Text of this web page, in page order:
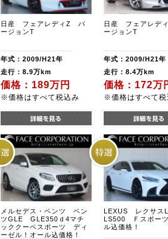
日産 フェアレディZ バ
ージョンT
年式：2009/H21年
走行：8.9万km
価格：189万円
※価格はすべて税込み
日産 フェアレデ
ージョンT
年式：2009/H21年
走行：8.4万km
価格：172万
※価格はすべて税
メルセデス・ベンツ ベン
ツGLE GLE350ｄ4マチ
ッククーペスポーツ ディ
ーゼル！オール込価格！
LEXUS レクサ
LS500 Ｆスポー
ル込価格！